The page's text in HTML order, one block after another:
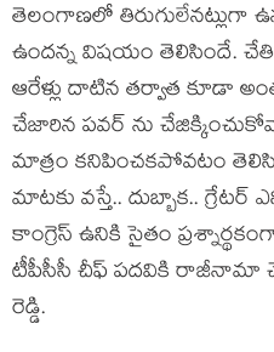
తెలంగాణలో తిరుగులేనట్లుగా
ఉందన్న విషయం తెలిసిందే.
ఆరేళ్లు దాటిన తర్వాత కూడా
చేజారిన పవర్ ను
మాత్రం కనిపించకపోవటం
మాటకు వస్తే.. దుబ్బాక..
కాంగ్రెస్ ఉనికి సైతం
టీపీసీసీ చీఫ్ పదవికి రాజీనామా
రెడ్డి.